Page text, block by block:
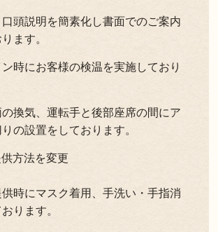
口頭説明を簡素化し書面でのご案内
ます。
ン時にお客様の検温を実施しており
の換気、運転手と後部座席の間にア
の設置をしております。
方法を変更
供時にマスク着用、手洗い・手指消
ります。